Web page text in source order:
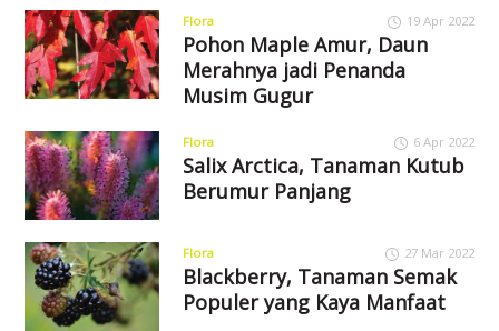
Flora 19 Apr 2022
Pohon Maple Amur, Daun
Merahnya jadi Penanda
Musim Gugur
Flora 6 Apr 2022
Salix Arctica, Tanaman Kutub
Berumur Panjang
Flora 27 Mar 2022
Blackberry, Tanaman Semak
Populer yang Kaya Manfaat